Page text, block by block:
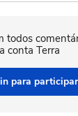
todos
conta Terra
para participar